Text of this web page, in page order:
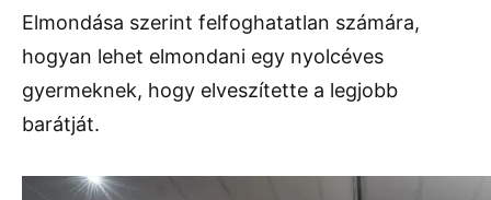
Elmondása szerint felfoghatatlan számára,
hogyan lehet elmondani egy nyolcéves
gyermeknek, hogy elveszítette a legjobb
barátját.